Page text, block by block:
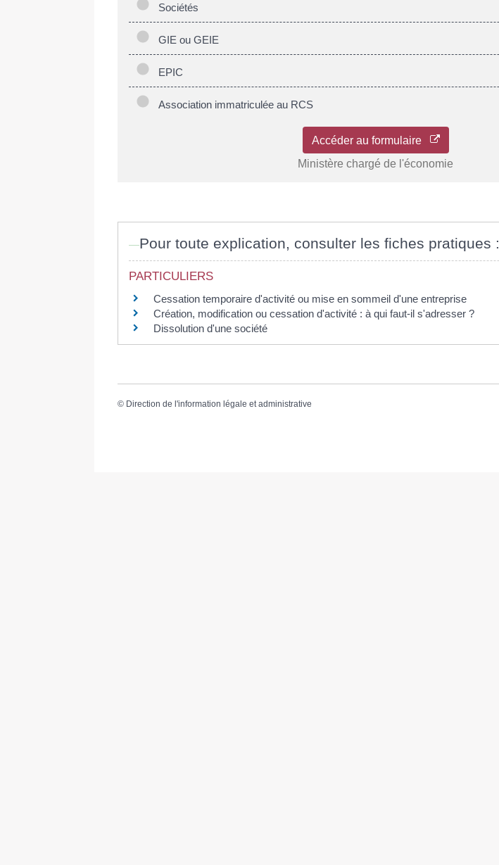
Sociétés
GIE ou GEIE
EPIC
Association immatriculée au RCS
Accéder au formulaire
Ministère chargé de l'économie
Pour toute explication, consulter les fiches pratiques :
PARTICULIERS
Cessation temporaire d'activité ou mise en sommeil d'une entreprise
Création, modification ou cessation d'activité : à qui faut-il s'adresser ?
Dissolution d'une société
© Direction de l'information légale et administrative